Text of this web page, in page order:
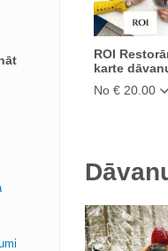
ROI
karte
No € 20.00